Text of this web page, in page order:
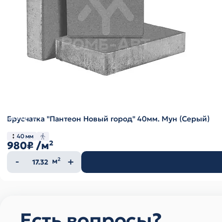
Брусчатка "Пантеон Новый город" 40мм. Мун (Серый)
40 мм
980₽ /м²
Количество
товара
м²